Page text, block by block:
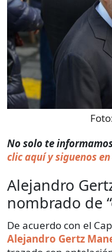
No solo te
clic aquí y siguenos
Alejandro
nombrado de
De acuerdo con el
Alejandro Gertz